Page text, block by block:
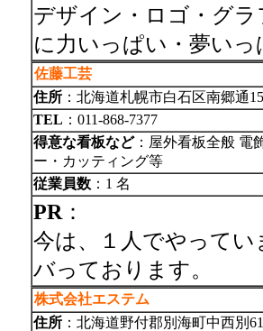
デザイン・ロゴ・グ
に力いっぱい・夢い
佐藤工芸
住所 ：北海道札幌市白石区南郷通
TEL ：011-868-7377
得意な看板など：屋外看板全般 電
ー・カッティング等
従業員数 ：1 名
PR ：
今は、１人でやって
バっております。
株式会社エステム
住所 ：北海道野付郡別海町中西別